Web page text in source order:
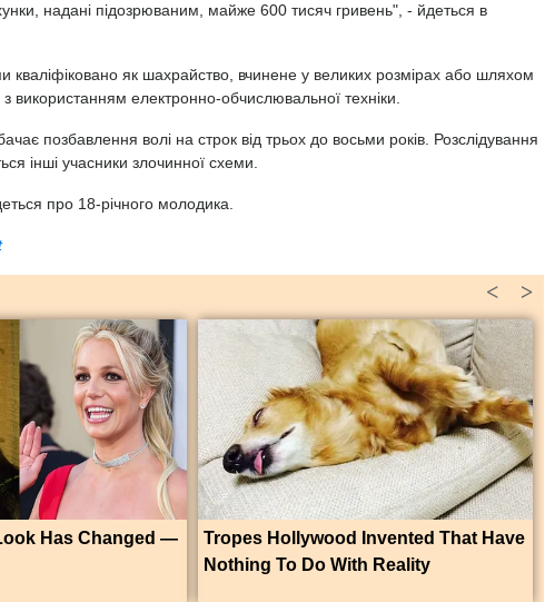
надані підозрюваним, майже 600 тисяч гривень", - йдеться в
кваліфіковано як шахрайство, вчинене у великих розмірах або шляхом
використанням електронно-обчислювальної техніки.
позбавлення волі на строк від трьох до восьми років. Розслідування
інші учасники злочинної схеми.
про 18-річного молодика.
>
<
Has Changed —
Tropes Hollywood Invented That Have
Nothing To Do With Reality